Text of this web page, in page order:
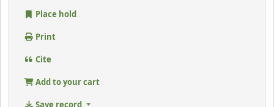
Place hold
Print
Cite
Add to your cart